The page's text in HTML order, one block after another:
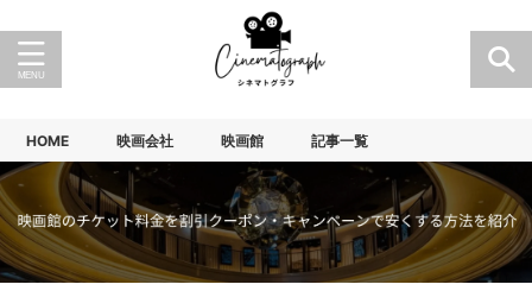
HOME 映画会社 映画館 記事一覧